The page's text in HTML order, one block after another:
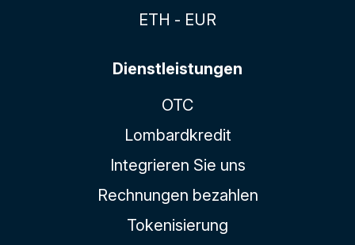
ETH - EUR
Dienstleistungen
OTC
Lombardkredit
Integrieren Sie uns
Rechnungen bezahlen
Tokenisierung